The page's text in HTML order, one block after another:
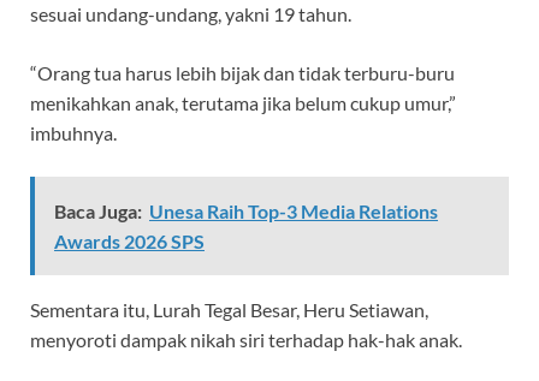
sesuai undang-undang, yakni 19 tahun.
“Orang tua harus lebih bijak dan tidak terburu-buru
menikahkan anak, terutama jika belum cukup umur,”
imbuhnya.
Baca Juga: Unesa Raih Top-3 Media Relations
Awards 2026 SPS
Sementara itu, Lurah Tegal Besar, Heru Setiawan,
menyoroti dampak nikah siri terhadap hak-hak anak.